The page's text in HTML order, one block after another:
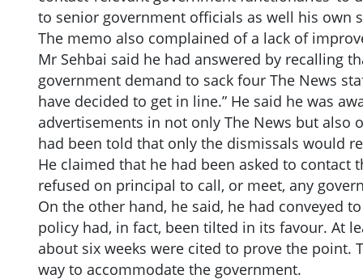
to senior government officials as well his own
The memo also complained of a lack of
Mr Sehbai said he had answered by recalling
government demand to sack four The News
have decided to get in line.” He said he was
advertisements in not only The News but
had been told that only the dismissals would
He claimed that he had been asked to contact
refused on principal to call, or meet, any
On the other hand, he said, he had conveyed
policy had, in fact, been tilted in its favour. At
about six weeks were cited to prove the point.
way to accommodate the government.